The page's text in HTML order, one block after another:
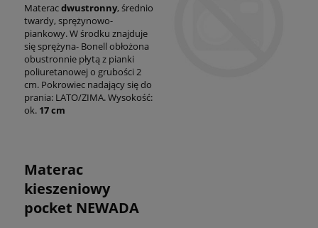
Materacdwustronny, średnio
twardy, sprężynowo-
piankowy. W środku znajduje
się sprężyna- Bonell obłożona
obustronnie płytą z pianki
poliuretanowej o grubości 2
cm. Pokrowiec nadający się do
prania: LATO/ZIMA. Wysokość:
ok. 17 cm
Materac
kieszeniowy
pocket NEWADA